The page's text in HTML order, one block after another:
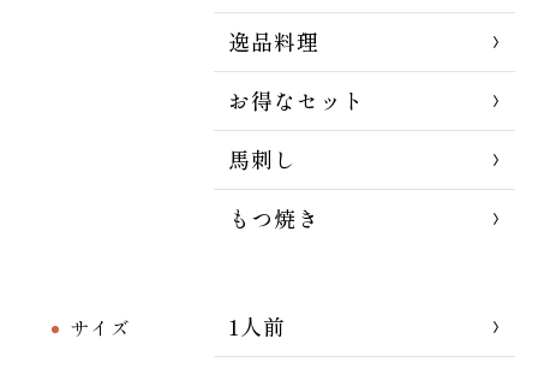
逸品料理
お得なセット
馬刺し
もつ焼き
サイズ
1人前